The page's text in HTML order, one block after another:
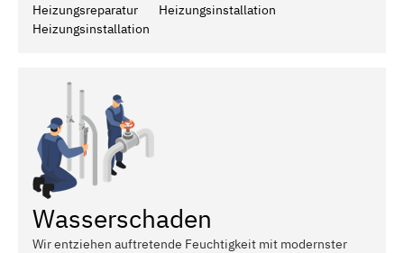
Heizungsreparatur
Heizungsinstallation
Heizungsinstallation
Wasserschaden
Wir entziehen auftretende Feuchtigkeit mit modernster